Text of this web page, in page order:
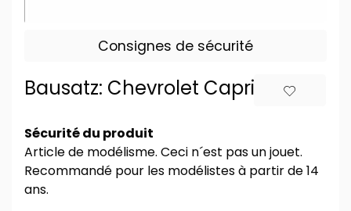
Consignes de sécurité
Bausatz: Chevrolet Caprice
Sécurité du produit
Article de modélisme. Ceci n´est pas un jouet.
Recommandé pour les modélistes à partir de 14
ans.